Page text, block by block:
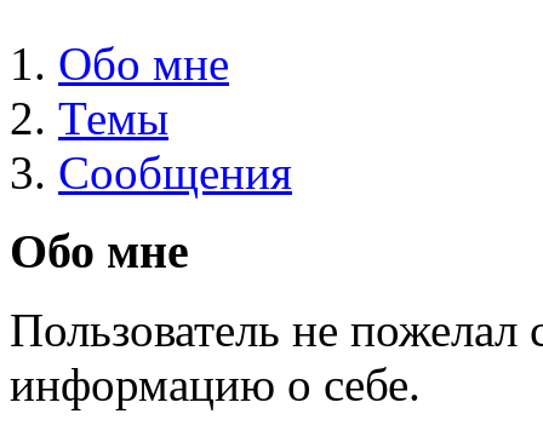
Обо мне
Темы
Сообщения
Обо мне
Пользователь не
информацию о себе.